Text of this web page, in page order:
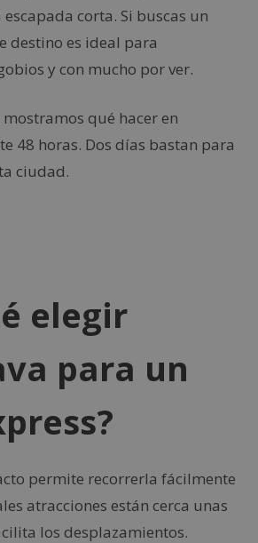
corta. Si buscas un
destino es ideal para
y con mucho por ver.
qué hacer en
48 horas. Dos días bastan para
ciudad.
elegir
para un
permite recorrerla fácilmente
atracciones están cerca unas
los desplazamientos.